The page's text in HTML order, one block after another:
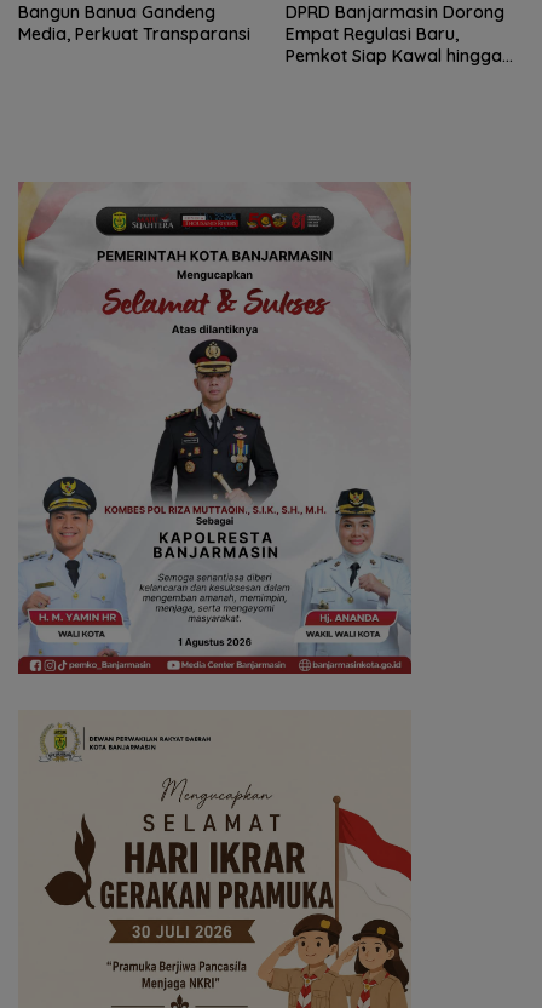
Bangun Banua Gandeng
Media, Perkuat Transparansi
DPRD Banjarmasin Dorong
Empat Regulasi Baru,
Pemkot Siap Kawal hingga